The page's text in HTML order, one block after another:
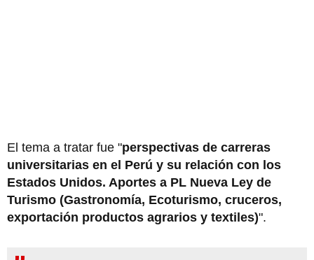
El tema a tratar fue "perspectivas de carreras
universitarias en el Perú y su relación con los
Estados Unidos. Aportes a PL Nueva Ley de
Turismo (Gastronomía, Ecoturismo, cruceros,
exportación productos agrarios y textiles)".